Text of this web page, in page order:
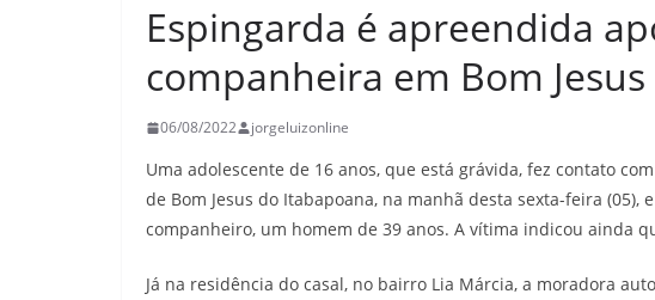
Espingarda é apreendida
companheira em Bom
06/08/2022 jorgeluizonline
Uma adolescente de 16 anos, que está grávida, fez contato
de Bom Jesus do Itabapoana, na manhã desta sexta-feira
companheiro, um homem de 39 anos. A vítima indicou ainda
Já na residência do casal, no bairro Lia Márcia, a moradora